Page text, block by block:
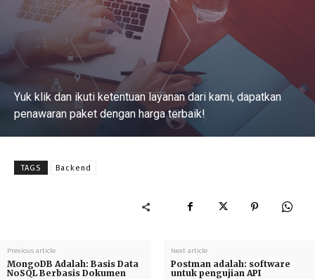
Yuk klik dan ikuti ketentuan layanan dari kami, dapatkan
penawaran paket dengan harga terbaik!
Baca Selengkapnya
TAGS Backend
Previous article
MongoDB Adalah: Basis Data
NoSQL Berbasis Dokumen
Next article
Postman adalah: software
untuk pengujian API